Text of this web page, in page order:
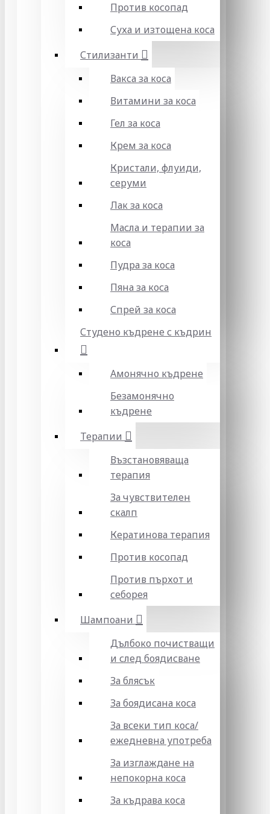
Против косопад
Суха и изтощена коса
Стилизанти
Вакса за коса
Витамини за коса
Гел за коса
Крем за коса
Кристали, флуиди,
серуми
Лак за коса
Масла и терапии за
коса
Пудра за коса
Пяна за коса
Спрей за коса
Студено къдрене с къдрин
Амонячно къдрене
Безамонячно
къдрене
Терапии
Възстановяваща
терапия
За чувствителен
скалп
Кератинова терапия
Против косопад
Против пърхот и
себорея
Шампоани
Дълбоко почистващи
и след боядисване
За блясък
За боядисана коса
За всеки тип коса/
ежедневна употреба
За изглаждане на
непокорна коса
За къдрава коса